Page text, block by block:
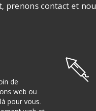
prenons contact et
de
web ou
pour vous.